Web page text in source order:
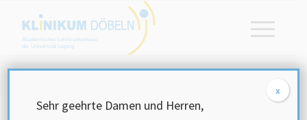
Akademisches Lehrkrankenhaus
der Universität Leipzig
Sehr geehrte Damen und Herren,
x